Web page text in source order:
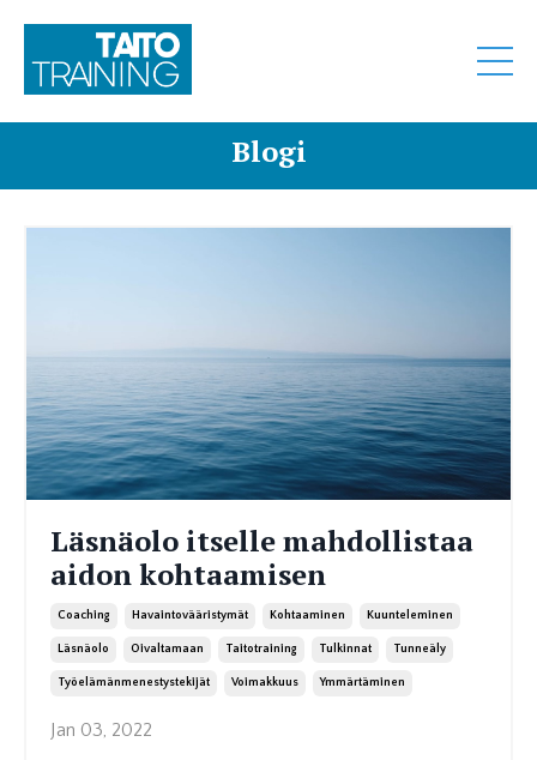
Blogi
Läsnäolo itselle mahdollistaa
aidon kohtaamisen
Coaching Havaintovääristymät Kohtaaminen Kuunteleminen
Läsnäolo Oivaltamaan Taitotraining Tulkinnat Tunneäly
Työelämänmenestystekijät Voimakkuus Ymmärtäminen
Jan 03, 2022